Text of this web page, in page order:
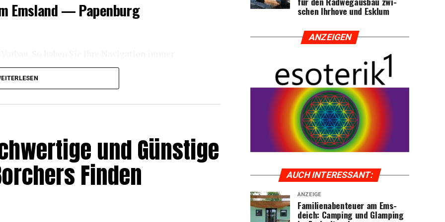
Ems­land — Papenburg
benutzerfreundlich.
Akku sind mit­tig im Rad posi­tio­niert.
sta­bi­les Fahrverhalten.
und Güns­ti­ge
Finden
schen Ihr­ho­ve und Esklum
ANZEI­GEN
AUCH INTER­ES­SANT:
ANZEIGE
Fami­li­en­aben­teu­er am Ems­
deich: Cam­ping und Glam­ping